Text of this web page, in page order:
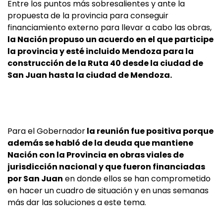
Entre los puntos más sobresalientes y ante la
propuesta de la provincia para conseguir
financiamiento externo para llevar a cabo las obras,
la Nación propuso un acuerdo en el que participe
la provincia y esté incluido Mendoza para la
construcción de la Ruta 40 desde la ciudad de
San Juan hasta la ciudad de Mendoza.
Para el Gobernadorla reunión fue positiva porque
además se habló de la deuda que mantiene
Nación con la Provincia en obras viales de
jurisdicción nacional y que fueron financiadas
por San Juan en donde ellos se han comprometido
en hacer un cuadro de situación y en unas semanas
más dar las soluciones a este tema.